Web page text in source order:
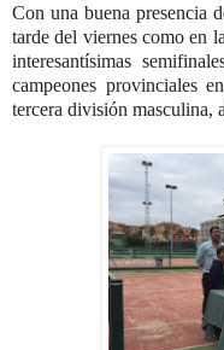
Con una buena presencia
tarde del viernes como en
interesantísimas
campeones provinciales
tercera división masculina,